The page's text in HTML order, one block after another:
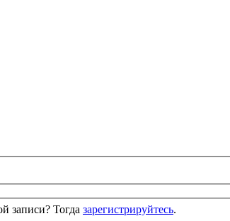
записи? Тогда зарегистрируйтесь.